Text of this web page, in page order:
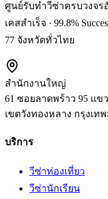
ศูนย์รับทำวีซ่าครบวงจร
เคสสำเร็จ · 99.8%
77 จังหวัดทั่วไทย
สำนักงานใหญ่
61 ซอยลาดพร้าว 95 แข
เขตวังทองหลาง กรุงเท
บริการ
วีซ่าท่องเที่ยว
วีซ่านักเรียน